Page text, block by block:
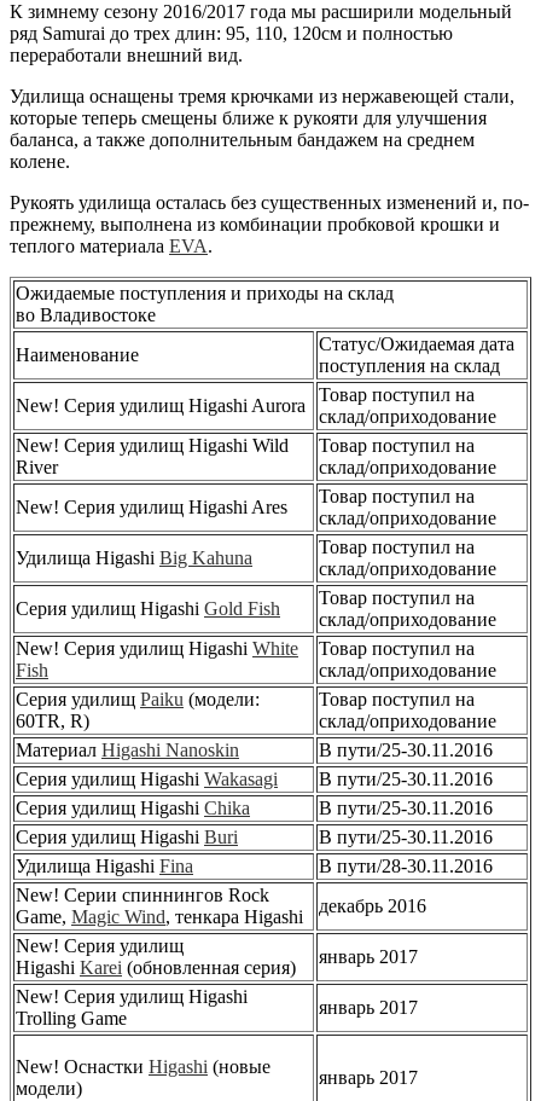
К зимнему сезону 2016/2017 года мы расширили модельный
ряд Samurai до трех длин: 95, 110, 120см и полностью
переработали внешний вид.
Удилища оснащены тремя крючками из нержавеющей стали,
которые теперь смещены ближе к рукояти для улучшения
баланса, а также дополнительным бандажем на среднем
колене.
Рукоять удилища осталась без существенных изменений и, по-
прежнему, выполнена из комбинации пробковой крошки и
теплого материала EVA.
Ожидаемые поступления и приходы на склад
во Владивостоке
Наименование
Статус/Ожидаемая дата
поступления на склад
New! Серия удилищ Higashi Aurora
Товар поступил на
склад/оприходование
New! Серия удилищ Higashi Wild
River
Товар поступил на
склад/оприходование
New! Серия удилищ Higashi Ares
Товар поступил на
склад/оприходование
Удилища Higashi Big Kahuna
Товар поступил на
склад/оприходование
Серия удилищ Higashi Gold Fish
Товар поступил на
склад/оприходование
New! Серия удилищ Higashi White
Fish
Товар поступил на
склад/оприходование
Серия удилищ Paiku (модели:
60TR, R)
Товар поступил на
склад/оприходование
Материал Higashi Nanoskin
В пути/25-30.11.2016
Серия удилищ Higashi Wakasagi
В пути/25-30.11.2016
Серия удилищ Higashi Chika
В пути/25-30.11.2016
Серия удилищ Higashi Buri
В пути/25-30.11.2016
Удилища Higashi Fina
В пути/28-30.11.2016
New! Серии спиннингов Rock
Game, Magic Wind, тенкара Higashi
декабрь 2016
New! Серия удилищ
Higashi Karei (обновленная серия)
январь 2017
New! Серия удилищ Higashi
Trolling Game
январь 2017
New! Оснастки Higashi (новые
модели)
январь 2017